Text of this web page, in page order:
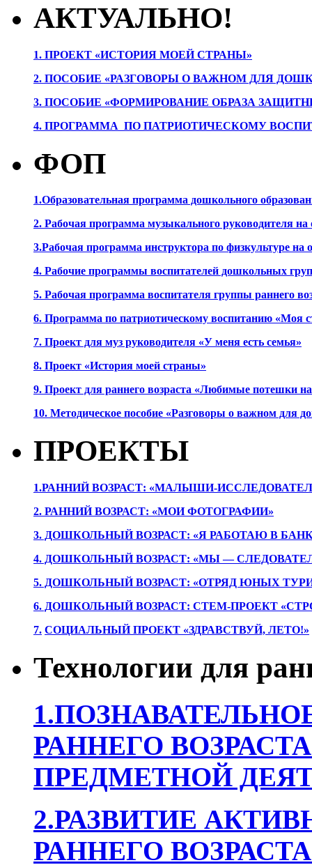
АКТУАЛЬНО!
1. ПРОЕКТ «ИСТОРИЯ МОЕЙ СТРАНЫ»
2. ПОСОБИЕ «РАЗГОВОРЫ О ВАЖНОМ ДЛЯ
3. ПОСОБИЕ «ФОРМИРОВАНИЕ ОБРАЗА
4. ПРОГРАММА ПО ПАТРИОТИЧЕСКОМУ
ФОП
1.Образовательная программа дошкольного
2. Рабочая программа музыкального руководителя
3.Рабочая программа инструктора по физкультуре
4. Рабочие программы воспитателей дошкольных
5. Рабочая программа воспитателя группы раннего
6. Программа по патриотическому воспитанию «Моя
7. Проект для муз руководителя «У меня есть семья»
8. Проект «История моей страны»
9. Проект для раннего возраста «Любимые потешки
10. Методическое пособие «Разговоры о важном для
ПРОЕКТЫ
1.РАННИЙ ВОЗРАСТ: «МАЛЫШИ-
2. РАННИЙ ВОЗРАСТ: «МОИ ФОТОГРАФИИ»
3. ДОШКОЛЬНЫЙ ВОЗРАСТ: «Я РАБОТАЮ В
4. ДОШКОЛЬНЫЙ ВОЗРАСТ: «МЫ —
5. ДОШКОЛЬНЫЙ ВОЗРАСТ: «ОТРЯД ЮНЫХ
6. ДОШКОЛЬНЫЙ ВОЗРАСТ: СТЕМ-ПРОЕКТ
7. СОЦИАЛЬНЫЙ ПРОЕКТ «ЗДРАВСТВУЙ, ЛЕТО!»
Технологии для
РАННЕГО
ПРЕДМЕТНОЙ
2.РАЗВИТИЕ
РАННЕГО